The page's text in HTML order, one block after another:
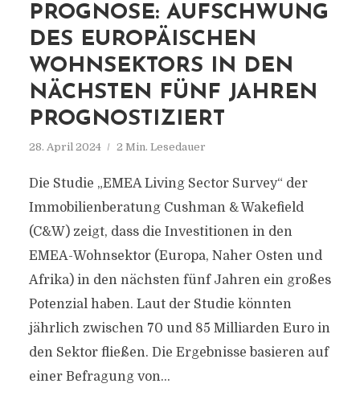
PROGNOSE: AUFSCHWUNG
DES EUROPÄISCHEN
WOHNSEKTORS IN DEN
NÄCHSTEN FÜNF JAHREN
PROGNOSTIZIERT
28. April 2024 2 Min. Lesedauer
Die Studie „EMEA Living Sector Survey“ der
Immobilienberatung Cushman & Wakefield
(C&W) zeigt, dass die Investitionen in den
EMEA-Wohnsektor (Europa, Naher Osten und
Afrika) in den nächsten fünf Jahren ein großes
Potenzial haben. Laut der Studie könnten
jährlich zwischen 70 und 85 Milliarden Euro in
den Sektor fließen. Die Ergebnisse basieren auf
einer Befragung von...